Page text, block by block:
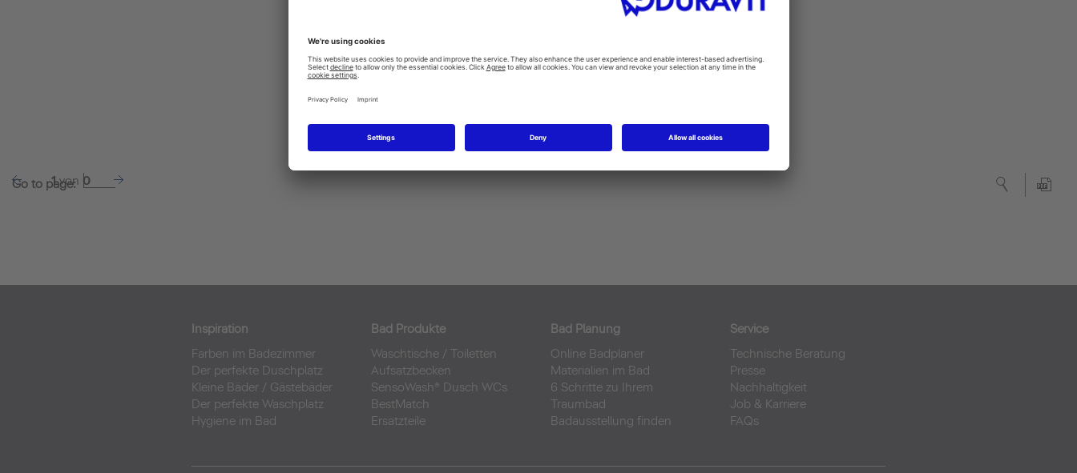
Go to page:
1von 0
Inspiration
Farben im Badezimmer
Der perfekte Duschplatz
Kleine Bäder / Gästebäder
Der perfekte Waschplatz
Hygiene im Bad
Bad Produkte
Waschtische / Toiletten
Aufsatzbecken
SensoWash® Dusch WCs
BestMatch
Ersatzteile
Bad Planung
Online Badplaner
Materialien im Bad
6 Schritte zu Ihrem
Traumbad
Badausstellung finden
Service
Technische Beratung
Presse
Nachhaltigkeit
Job & Karriere
FAQs